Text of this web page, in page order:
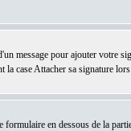
message pour ajouter votre
case Attacher sa signature
formulaire en dessous de la